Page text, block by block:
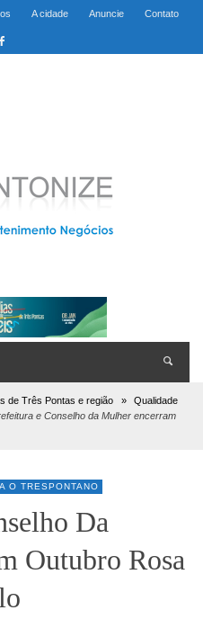
A cidade Anuncie Contato
de Três Pontas e região »
Qualidade
e Conselho da Mulher encerram
O TRESPONTANO
Da
Outubro Rosa